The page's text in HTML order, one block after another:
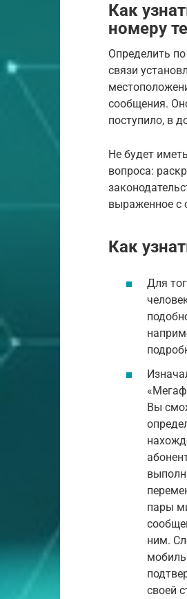
Как
номеру
Определить
связи
сообщения.
поступило, в
Не будет
вопроса:
выраженное с
Как
Для
Вы
пары
ним.
своей